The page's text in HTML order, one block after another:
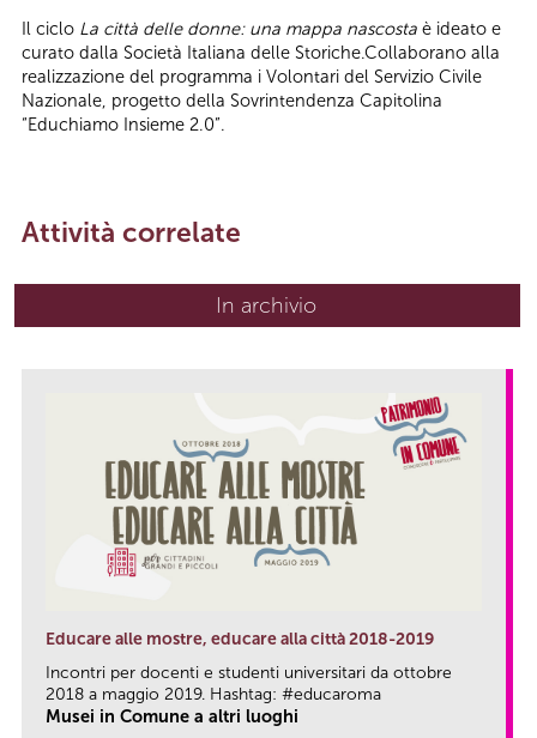
Il ciclo La città delle donne: una mappa nascosta è ideato e
curato dalla Società Italiana delle Storiche.Collaborano alla
realizzazione del programma i Volontari del Servizio Civile
Nazionale, progetto della Sovrintendenza Capitolina
“Educhiamo Insieme 2.0”.
Attività correlate
In archivio
Educare alle mostre, educare alla città 2018-2019
Incontri per docenti e studenti universitari da ottobre
2018 a maggio 2019. Hashtag: #educaroma
Musei in Comune a altri luoghi